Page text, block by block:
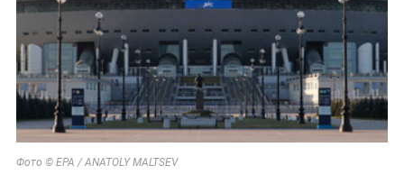
Фото © ЕРА / ANATOLY MALTSEV